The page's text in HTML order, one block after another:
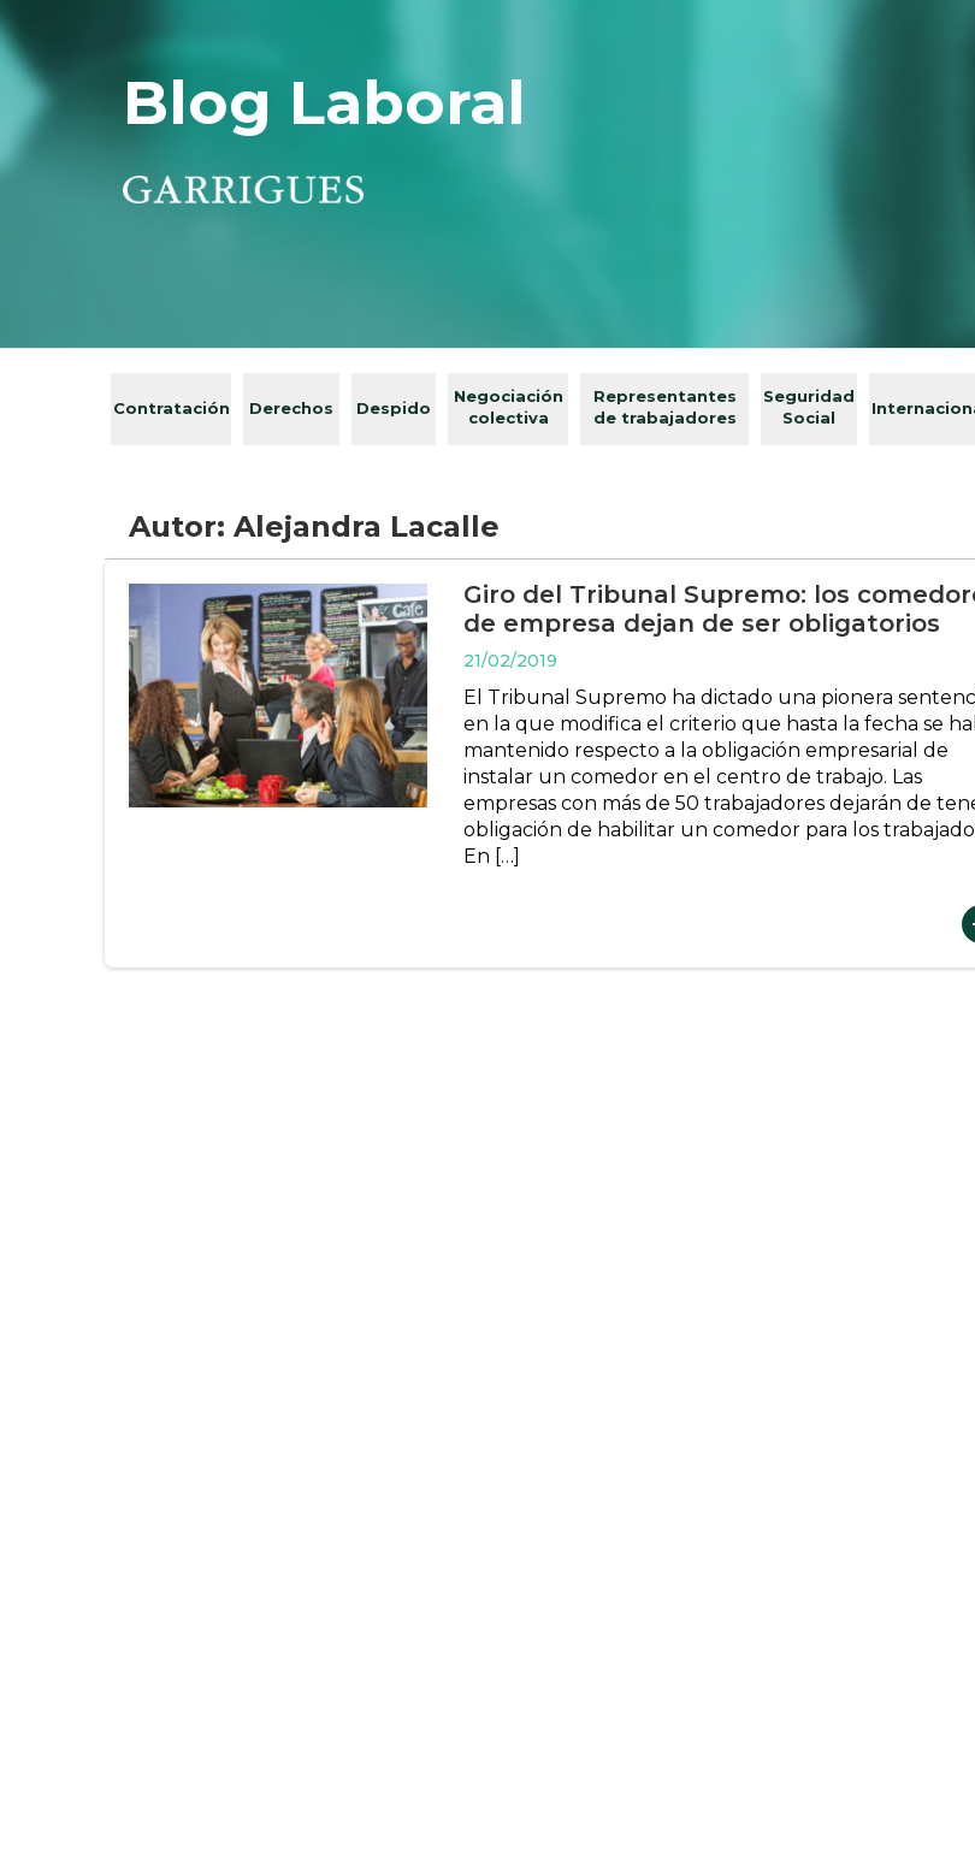
Blog Laboral
Contratación Derechos Despido
Negociación
colectiva
Representantes
de trabajadores
Seguridad
Social
Autor: Alejandra Lacalle
Giro del Tribunal Supremo: los
de empresa dejan de ser obligatorios
21/02/2019
El Tribunal Supremo ha dictado una pionera
en la que modifica el criterio que hasta la fecha se
mantenido respecto a la obligación empresarial de
instalar un comedor en el centro de trabajo. Las
empresas con más de 50 trabajadores dejarán de
obligación de habilitar un comedor para los
En […]